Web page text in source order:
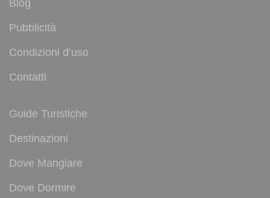
Blog
Pubblicità
Condizioni d’uso
Contatti
Guide Turistiche
Destinazioni
Dove Mangiare
Dove Dormire